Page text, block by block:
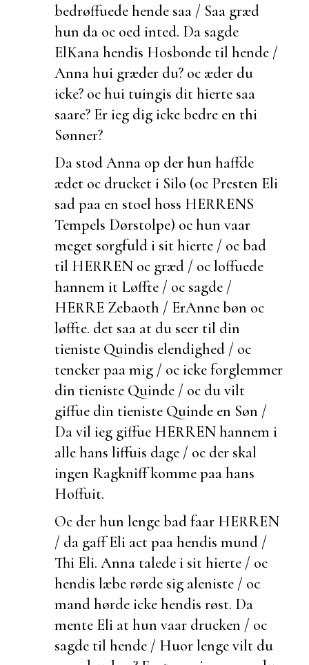
bedrøffuede hende saa / Saa græd
hun da oc oed inted. Da sagde
ElKana hendis Hosbonde til hende /
Annahui græder du? oc æder du
icke? oc hui tuingis dit hierte saa
saare? Er ieg dig icke bedre en thi
Sønner?
Da stod Anna op der hun haffde
ædet oc drucket i Silo (oc Presten Eli
sad paa en stoel hoss HERRENS
Tempels Dørstolpe) oc hun vaar
meget sorgfuld i sit hierte / oc bad
til HERREN oc græd / oc loffuede
hannem it Løffte / oc sagde /
HERRE Zebaoth / ErAnne bøn oc
løffte. det saa at du seer til din
tieniste Quindis elendighed / oc
tencker paa mig / oc icke forglemmer
din tieniste Quinde / oc duvilt
giffue din tieniste Quinde en Søn /
Da vil ieg giffue HERREN hannem i
alle hans liffuis dage / oc der skal
ingen Ragkniff komme paa hans
Hoffuit.
Oc der hun lenge bad faar HERREN
/ da gaff Eli act paa hendis mund /
Thi Eli. Anna talede i sit hierte / oc
hendis læbe rørde sig aleniste / oc
mand hørde icke hendis røst. Da
mente Eli at hun vaar drucken / oc
sagde til hende / Huor lenge vilt du